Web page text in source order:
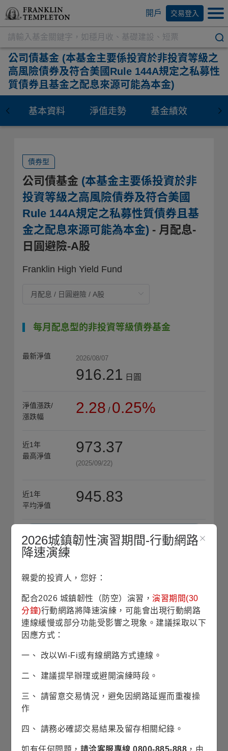
開戶 交易登入
公司債基金 (本基金主要係投資於非投資等級之
高風險債券及符合美國Rule 144A規定之私募性
質債券且基金之配息來源可能為本金)
基本資料 淨值走勢 基金績效 資
債券型
公司債基金 (本基金主要係投資於非
投資等級之高風險債券及符合美國
Rule 144A規定之私募性質債券且基
金之配息來源可能為本金) - 月配息-
日圓避險-A股
Franklin High Yield Fund
每月配息型的非投資等級債券基金
最新淨值 2026/08/07
916.21 日圓
淨值漲跌/
漲跌幅
2.28 / 0.25%
近1年
最高淨值
973.37
(2025/09/22)
近1年
平均淨值
945.83
收藏
銷售機構查詢
除息日 08/03
5.442
2026城鎮韌性演習期間-行動網路
降速演練
親愛的投資人，您好：
配合2026 城鎮韌性（防空）演習，演習期間(30
分鐘)行動網路將降速演練，可能會出現行動網路
連線緩慢或部分功能受影響之現象。建議採取以下
因應方式：
一、 改以Wi-Fi或有線網路方式連線。
二、 建議提早辦理或避開演練時段。
三、 請留意交易情況，避免因網路延遲而重複操
作
四、 請務必確認交易結果及留存相關紀錄。